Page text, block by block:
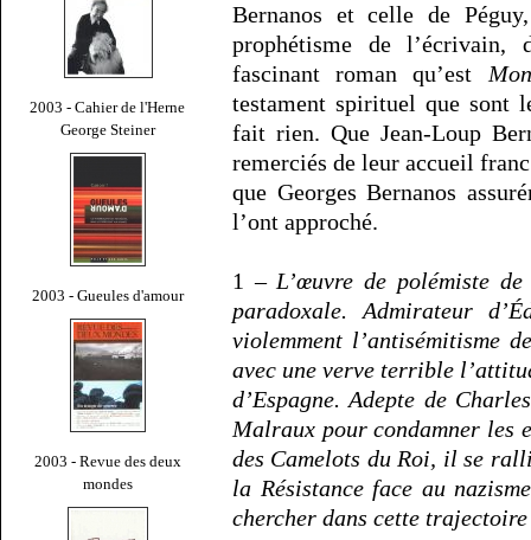
2003 - Cahier de l'Herne
George Steiner
2003 - Gueules d'amour
2003 - Revue des deux
mondes
Bernanos et celle de
prophétisme de l’écrivain,
fascinant roman qu’est
testament spirituel que sont
fait rien. Que Jean-Loup
remerciés de leur accueil
que Georges Bernanos
l’ont approché.
1 – L’œuvre de polémiste
paradoxale. Admirateur
violemment l’antisémitisme
avec une verve terrible
d’Espagne. Adepte de
Malraux pour condamner les
des Camelots du Roi, il se
la Résistance face au
chercher dans cette